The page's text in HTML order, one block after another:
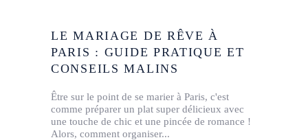
LE MARIAGE DE RÊVE À
PARIS : GUIDE PRATIQUE ET
CONSEILS MALINS
Être sur le point de se marier à Paris, c'est
comme préparer un plat super délicieux avec
une touche de chic et une pincée de romance !
Alors, comment organiser